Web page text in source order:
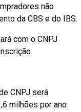
não
da CBS e do IBS.
com o CNPJ
CNPJ será
milhões por ano.